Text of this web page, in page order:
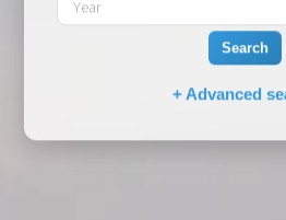
Search
+ Advanced